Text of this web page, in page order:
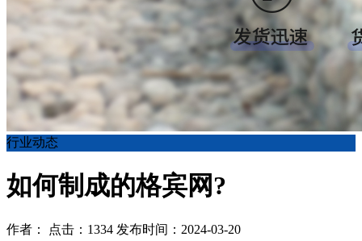
行业动态
如何制成的格宾网?
作者： 点击：1334 发布时间：2024-03-20